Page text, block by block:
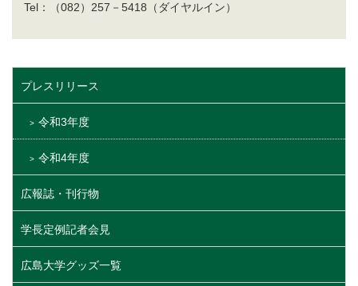
Tel：（082）257－5418（ダイヤルイン）
プレスリリース
令和3年度
令和4年度
広報誌・刊行物
学長定例記者会見
広島大学グッズ一覧